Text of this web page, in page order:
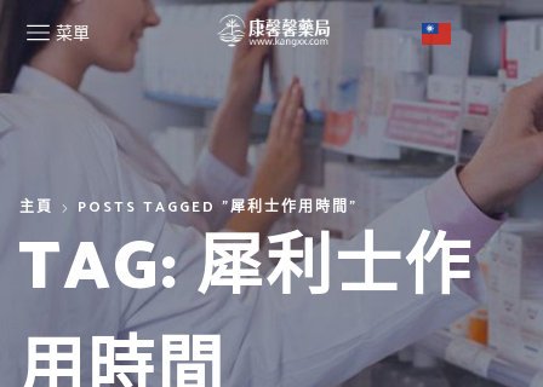
菜單
主頁 POSTS TAGGED "犀利士作用時間"
TAG: 犀利士作